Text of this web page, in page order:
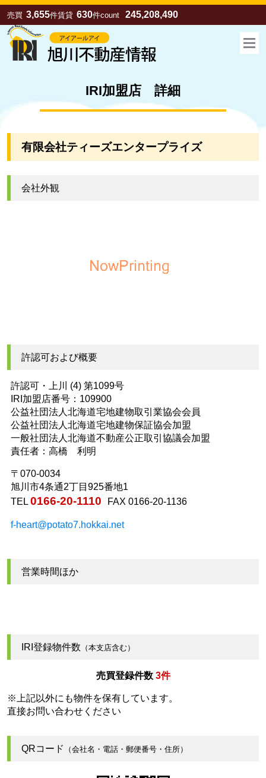
売買 3,655件賃貸 630件count 245,208,490
IRI加盟店 詳細
有限会社ティーズエンタープライズ
会社外観
許認可および概要
許認可・上川 (4) 第1099号
IRI加盟店番号：109900
公益社団法人北海道宅地建物取引業協会会員
公益社団法人北海道宅地建物保証協会加盟
一般社団法人北海道不動産公正取引協議会加盟
責任者：高橋 利明
〒070-0034
旭川市4条通2丁目925番地1
TEL 0166-20-1110 FAX 0166-20-1136
f-heart@potato7.hokkai.net
営業時間ほか
IRI登録物件数 （本支店含む）
売買登録件数 3件
※上記以外にも物件を保有しています。
直接お問い合わせください
QRコード （会社名・電話・郵便番号・住所）